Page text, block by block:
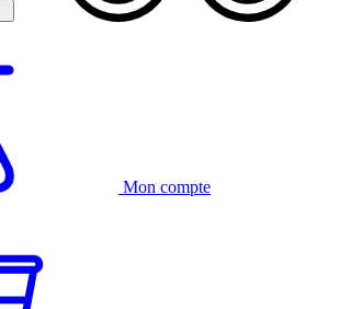
Mon compte